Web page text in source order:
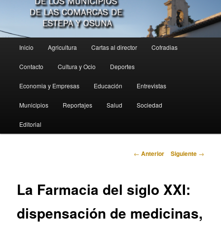
principal
Inicio Agricultura Cartas al director Cofradias
Contacto Cultura y Ocio Deportes
Economia y Empresas Educación Entrevistas
Municipios Reportajes Salud Sociedad
Editorial
Navegación
← Anterior Siguiente →
La Farmacia del siglo XXI:
dispensación de medicinas,